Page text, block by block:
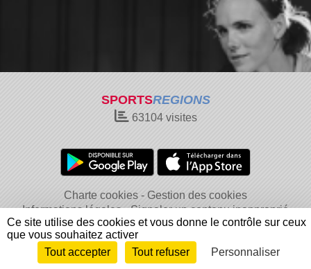
SPORTSREGIONS
63104visites
Charte cookies
Gestion des cookies
Informations légales
Signaler un contenu inapproprié
Envie de participer ? Connexion
Ce site utilise des cookies et vous donne le contrôle sur ceux
que vous souhaitez activer
Tout accepter
Tout refuser Personnaliser